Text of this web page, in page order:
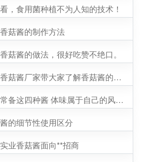
，食用菌种植不为人知的技术！
菇酱的制作方法
菇酱的做法，很好吃赞不绝口。
陕西香菇酱厂家带大家了解香菇酱的做法
家中常备这四种酱 体味属于自己的风味人间
的细节性使用区分
业香菇酱面向**招商